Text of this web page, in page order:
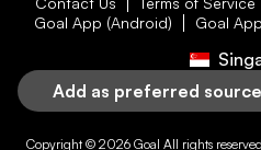
Goal App (Android)
Goal
Add as preferred
Copyright © 2026 Goal All rights